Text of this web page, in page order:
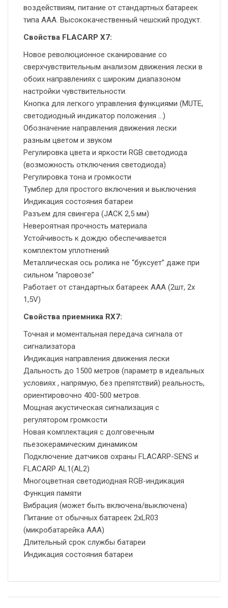
воздействиям, питание от стандартных батареек
типа ААА. Высококачественный чешский продукт.
Свойства FLACARP X7:
Новое революционное сканирование со
сверхчувствительным анализом движения лески в
обоих направлениях с широким диапазоном
настройки чувствительности.
Кнопка для легкого управления функциями (MUTE,
светодиодный индикатор положения …)
Обозначение направления движения лески
разным цветом и звуком
Регулировка цвета и яркости RGB светодиода
(возможность отключения светодиода)
Регулировка тона и громкости
Тумблер для простого включения и выключения
Индикация состояния батареи
Разъем для свингера (JACK 2,5 мм)
Невероятная прочность материала
Устойчивость к дождю обеспечивается
комплектом уплотнений
Металлическая ось ролика не “буксует” даже при
сильном “паровозе”
Работает от стандартных батареек AAA (2шт, 2x
1,5V)
Свойства приемника RX7:
Точная и моментальная передача сигнала от
сигнализатора
Индикация направления движения лески
Дальность до 1500 метров (параметр в идеальных
условиях , напрямую, без препятствий) реальность,
ориентировочно 400-500 метров.
Мощная акустическая сигнализация с
регулятором громкости
Новая комплектация с долговечным
пьезокерамическим динамиком
Подключение датчиков охраны FLACARP-SENS и
FLACARP AL1(AL2)
Многоцветная светодиодная RGB-индикация
Функция памяти
Вибрация (может быть включена/выключена)
Питание от обычных батареек 2xLR03
(микробатарейка AAA)
Длительный срок службы батареи
Индикация состояния батареи